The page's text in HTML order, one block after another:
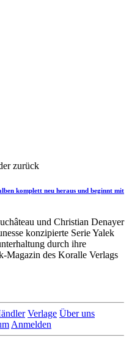
zurück
komplett neu heraus und beginnt mit
und Christian Denayer
konzipierte Serie Yalek
durch ihre
Magazin des Koralle Verlags
Verlage Über uns
Anmelden